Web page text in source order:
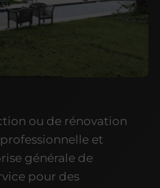
ou de rénovation
et
générale de
pour des